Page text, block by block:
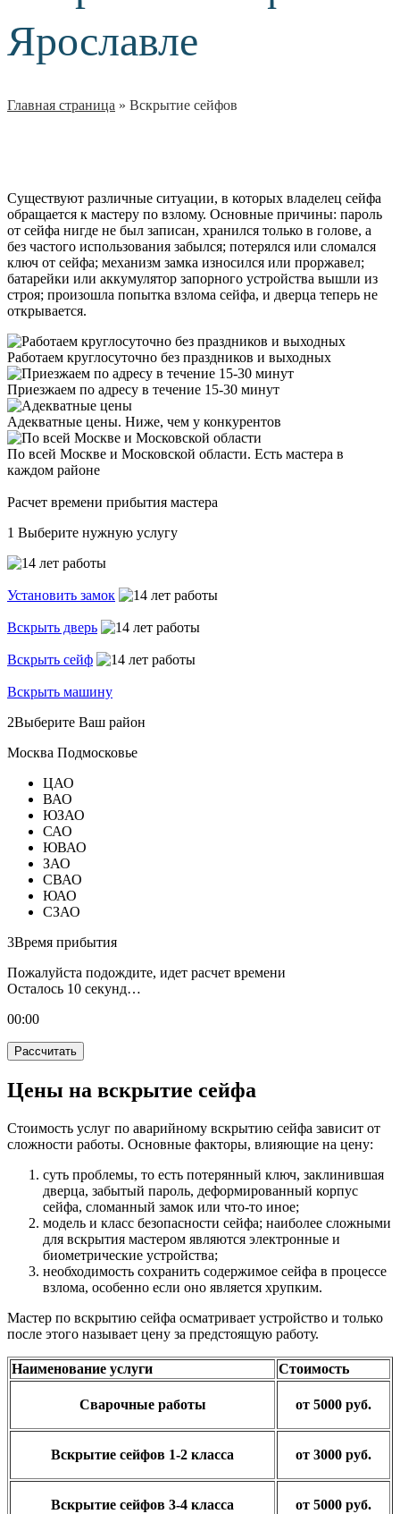
Ярославле
Главная страница » Вскрытие сейфов
Существуют различные ситуации, в которых владелец сейфа
обращается к мастеру по взлому. Основные причины: пароль
от сейфа нигде не был записан, хранился только в голове, а
без частого использования забылся; потерялся или сломался
ключ от сейфа; механизм замка износился или проржавел;
батарейки или аккумулятор запорного устройства вышли из
строя; произошла попытка взлома сейфа, и дверца теперь не
открывается.
Работаем круглосуточно без праздников и выходных
Приезжаем по адресу в течение 15-30 минут
Адекватные цены. Ниже, чем у конкурентов
По всей Москве и Московской области. Есть мастера в
каждом районе
Расчет времени прибытия мастера
1 Выберите нужную услугу
Установить замок
Вскрыть дверь
Вскрыть сейф
Вскрыть машину
2Выберите Ваш район
Москва Подмосковье
ЦАО
ВАО
ЮЗАО
САО
ЮВАО
ЗАО
СВАО
ЮАО
СЗАО
3Время прибытия
Пожалуйста подождите, идет расчет времени
Осталось 10 секунд…
00:00
Рассчитать
Цены на вскрытие сейфа
Стоимость услуг по аварийному вскрытию сейфа зависит от
сложности работы. Основные факторы, влияющие на цену:
суть проблемы, то есть потерянный ключ, заклинившая
дверца, забытый пароль, деформированный корпус
сейфа, сломанный замок или что-то иное;
модель и класс безопасности сейфа; наиболее сложными
для вскрытия мастером являются электронные и
биометрические устройства;
необходимость сохранить содержимое сейфа в процессе
взлома, особенно если оно является хрупким.
Мастер по вскрытию сейфа осматривает устройство и только
после этого называет цену за предстоящую работу.
Наименование услуги Стоимость
Сварочные работы от 5000 руб.
Вскрытие сейфов 1-2 класса от 3000 руб.
Вскрытие сейфов 3-4 класса от 5000 руб.